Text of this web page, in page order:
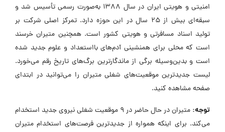
امنیتی و هویتی ایران در سال ۱۳۸۸ به‌صورت رسمی تأسیس شد و
سبقه‌ای بیش از ۲۵ سال در این حوزه دارد. تمرکز اصلی شرکت بر
تولید اسناد مسافرتی و هویتی کشور است. همچنین متیران خرسند
است که محلی برای همنشینی آدم‌های بااستعداد و علوم جدید شده
است و بدین‌وسیله برگی از ماندگارترین برگ‌های تاریخ رقم می‌خورد.
لیست جدیدترین موقعیت‌های شغلی متیران را می‌توانید در ابتدای
صفحه مشاهده کنید.
توجه:
متیران در حال حاضر در ۹ موقعیت شغلی نیروی جدید استخدام
می‌کند. برای اینکه همواره از جدیدترین فرصت‌های استخدام متیران